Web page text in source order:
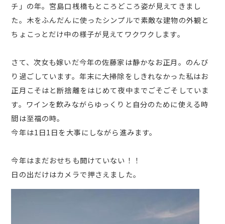
チ」の年。宮島口桟橋もところどころ姿が見えてきまし
た。木をふんだんに使ったシンプルで素敵な建物の外観と
ちょこっとだけ中の様子が見えてワクワクします。
さて、次女も嫁いだ今年の佐藤家は静かなお正月。のんび
り過ごしています。年末に大掃除をしきれなかった私はお
正月こそはと断捨離をはじめて夜中までごそごそしていま
す。ワインを飲みながらゆっくりと自分のために使える時
間は至福の時。
今年は1日1日を大事にしながら進みます。
今年はまだおせちも開けていない！！
日の出だけはカメラで押さえました。